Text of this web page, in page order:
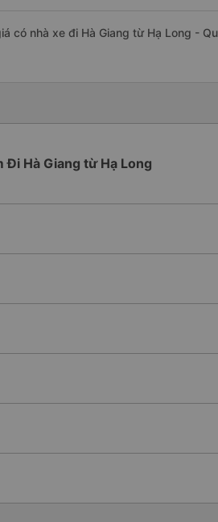
có nhà xe đi Hà Giang từ Hạ Long -
Hà Giang từ Hạ Long